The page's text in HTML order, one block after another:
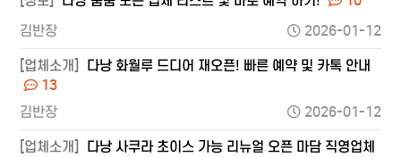
김반장
2026-01-12
[업체소개]
다낭 화월루 드디어 재오픈! 빠른 예약 및 카톡 안내
13
김반장
2026-01-12
[업체소개]
다낭 사쿠라 초이스 가능 리뉴얼 오픈 마담 직영업체